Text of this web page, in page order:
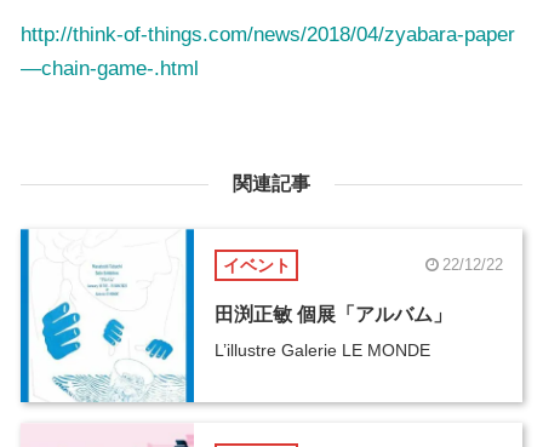
http://think-of-things.com/news/2018/04/zyabara-paper
—chain-game-.html
関連記事
イベント 22/12/22
田渕正敏 個展「アルバム」
L’illustre Galerie LE MONDE